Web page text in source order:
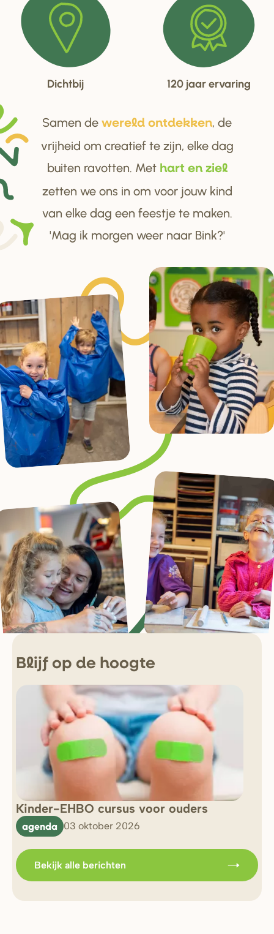
Dichtbij 120 jaar ervaring
Samen de wereld ontdekken, de
vrijheid om creatief te zijn, elke dag
buiten ravotten. Met hart en ziel
zetten we ons in om voor jouw kind
van elke dag een feestje te maken.
'Mag ik morgen weer naar Bink?'
Blijf op de hoogte
Kinder-EHBO cursus voor ouders
agenda 03 oktober 2026
Bekijk alle berichten